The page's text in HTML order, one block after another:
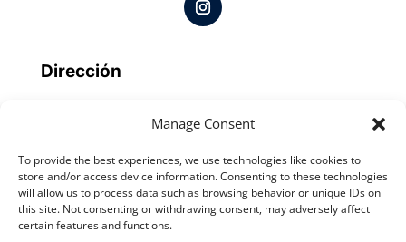
Manage Consent
To provide the best experiences, we use technologies like cookies to
store and/or access device information. Consenting to these technologies
will allow us to process data such as browsing behavior or unique IDs on
this site. Not consenting or withdrawing consent, may adversely affect
certain features and functions.
Dirección
Horario
Lunes a jueves10:00-14:00 y 16:00-20:00